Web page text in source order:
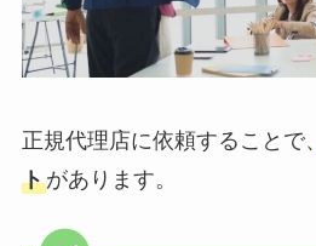
正規代理店に依頼することで、
トがあります。